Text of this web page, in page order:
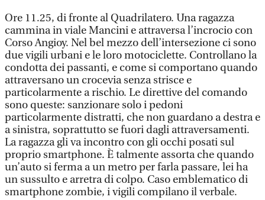
Ore 11.25, di fronte al Quadrilatero. Una ragazza
cammina in viale Mancini e attraversa l’incrocio con
Corso Angioy. Nel bel mezzo dell’intersezione ci sono
due vigili urbani e le loro motociclette. Controllano la
condotta dei passanti, e come si comportano quando
attraversano un crocevia senza strisce e
particolarmente a rischio. Le direttive del comando
sono queste: sanzionare solo i pedoni
particolarmente distratti, che non guardano a destra e
a sinistra, soprattutto se fuori dagli attraversamenti.
La ragazza gli va incontro con gli occhi posati sul
proprio smartphone. È talmente assorta che quando
un’auto si ferma a un metro per farla passare, lei ha
un sussulto e arretra di colpo. Caso emblematico di
smartphone zombie, i vigili compilano il verbale.